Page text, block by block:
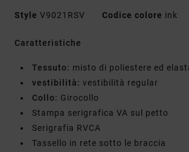
Style V9021RSV Codice colore ink
Caratteristiche
Tessuto: misto di poliestere ed
vestibilità: vestibilità regular
Collo: Girocollo
Stampa serigrafica VA sul petto
Serigrafia RVCA
Tassello in rete sotto le braccia